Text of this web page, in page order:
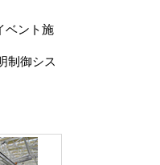
ベント施
制御シス